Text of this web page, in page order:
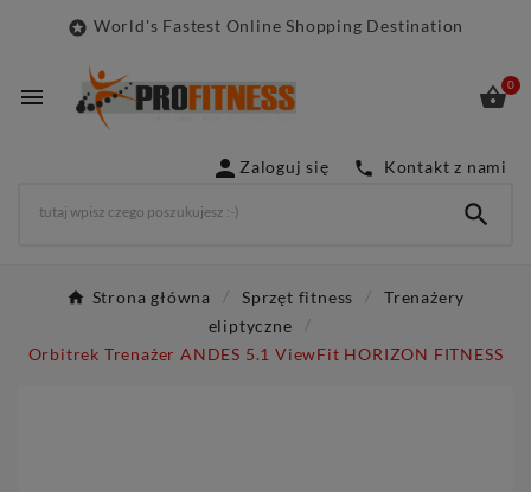
 World's Fastest Online Shopping Destination
 0
 Zaloguj się  Kontakt z nami

Strona główna Sprzęt fitness
Trenażery
eliptyczne
Orbitrek Trenażer ANDES 5.1 ViewFit HORIZON FITNESS